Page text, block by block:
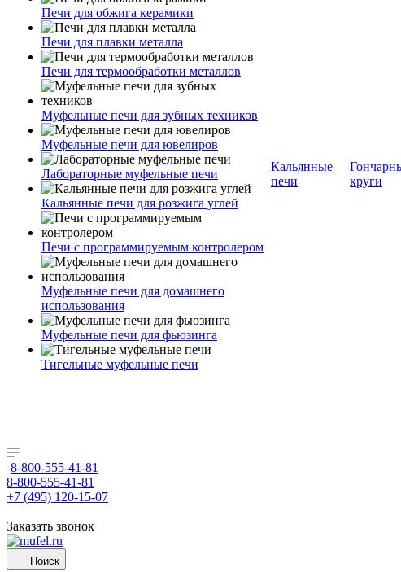
Печи для обжига керамики
Печи для плавки металла
Печи для термообработки металлов
Муфельные печи для зубных техников
Муфельные печи для ювелиров
Лабораторные муфельные печи
Кальянные печи для розжига углей
Печи с программируемым контролером
Муфельные печи для домашнего
использования
Муфельные печи для фьюзинга
Тигельные муфельные печи
Кальянные
печи
круги
8-800-555-41-81
8-800-555-41-81
+7 (495) 120-15-07
Заказать звонок
Поиск